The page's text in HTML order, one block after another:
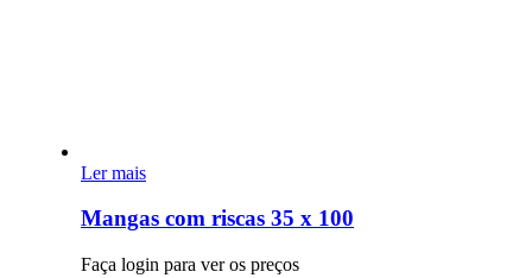
Ler mais
Mangas com riscas 35 x 100
Faça login para ver os preços